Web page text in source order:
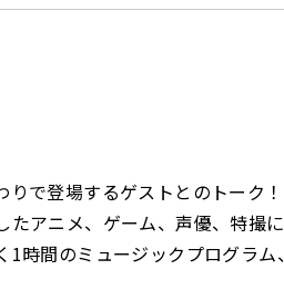
で登場するゲストとのトーク！
たアニメ、ゲーム、声優、特撮に
時間のミュージックプログラム、